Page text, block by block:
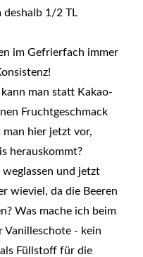
deshalb 1/2 TL
im Gefrierfach immer
man statt Kakao-
Fruchtgeschmack
man hier jetzt vor,
herauskommt?
und jetzt
wieviel, da die Beeren
Was mache ich beim
Vanilleschote - kein
Füllstoff für die